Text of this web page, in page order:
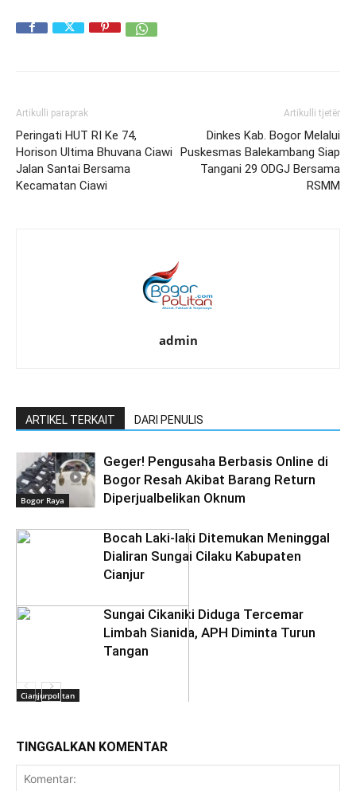
Artikulli paraprak
Peringati HUT RI Ke 74,
Horison Ultima Bhuvana Ciawi
Jalan Santai Bersama
Kecamatan Ciawi
Artikulli tjetër
Dinkes Kab. Bogor Melalui
Puskesmas Balekambang Siap
Tangani 29 ODGJ Bersama
RSMM
admin
ARTIKEL TERKAIT DARI PENULIS
Bogor Raya
Geger! Pengusaha Berbasis Online di
Bogor Resah Akibat Barang Return
Diperjualbelikan Oknum
Cianjurpolitan
Bocah Laki-laki Ditemukan Meninggal
Dialiran Sungai Cilaku Kabupaten
Cianjur
Bogor Raya
Sungai Cikaniki Diduga Tercemar
Limbah Sianida, APH Diminta Turun
Tangan
TINGGALKAN KOMENTAR